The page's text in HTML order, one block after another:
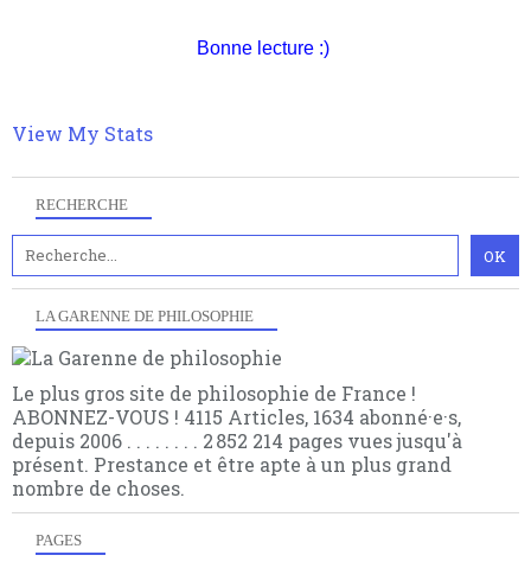
RECHERCHE
LA GARENNE DE PHILOSOPHIE
Le plus gros site de philosophie de France !
ABONNEZ-VOUS ! 4115 Articles, 1634 abonné·e·s,
depuis 2006 . . . . . . . . 2 852 214 pages vues jusqu'à
présent. Prestance et être apte à un plus grand
nombre de choses.
PAGES
quantique, résolvant la plupart des impasses
philosophique du WWe siècle. Cette pensée hors
articles pour être apte à un plus grand nombre de
Bonne lecture :)
View My Stats